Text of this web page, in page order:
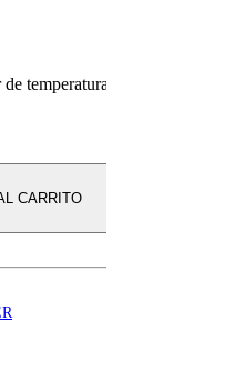
temperatura.
CARRITO